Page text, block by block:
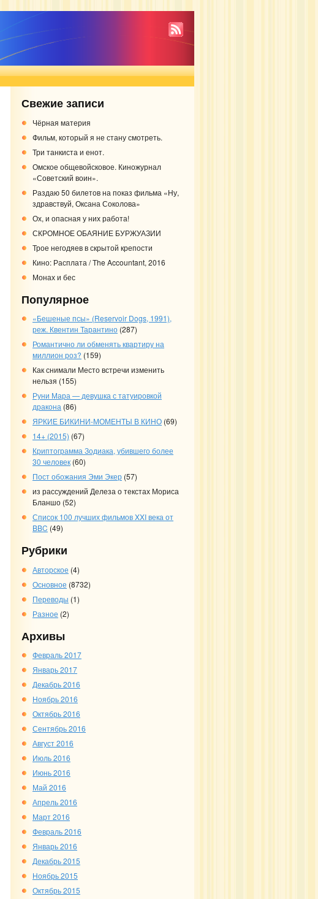
Свежие записи
Чёрная материя
Фильм, который я не стану смотреть.
Три танкиста и енот.
Омское общевойсковое. Киножурнал
«Советский воин».
Раздаю 50 билетов на показ фильма «Ну,
здравствуй, Оксана Соколова»
Ох, и опасная у них работа!
СКРОМНОЕ ОБАЯНИЕ БУРЖУАЗИИ
Трое негодяев в скрытой крепости
Кино: Расплата / The Accountant, 2016
Монах и бес
Популярное
«Бешеные псы» (Reservoir Dogs, 1991),
реж. Квентин Тарантино (287)
Романтично ли обменять квартиру на
миллион роз? (159)
Как снимали Место встречи изменить
нельзя (155)
Руни Мара — девушка с татуировкой
дракона (86)
ЯРКИЕ БИКИНИ-МОМЕНТЫ В КИНО (69)
14+ (2015) (67)
Криптограмма Зодиака, убившего более
30 человек (60)
Пост обожания Эми Экер (57)
из рассуждений Делеза о текстах Мориса
Бланшо (52)
Список 100 лучших фильмов XXI века от
BBC (49)
Рубрики
Авторское (4)
Основное (8732)
Переводы (1)
Разное (2)
Архивы
Февраль 2017
Январь 2017
Декабрь 2016
Ноябрь 2016
Октябрь 2016
Сентябрь 2016
Август 2016
Июль 2016
Июнь 2016
Май 2016
Апрель 2016
Март 2016
Февраль 2016
Январь 2016
Декабрь 2015
Ноябрь 2015
Октябрь 2015